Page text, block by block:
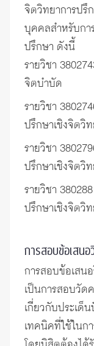
จิตวิทยาการปรึ
บุคคลสำหรับก
ปรึกษา ดังนี้
รายวิชา
จิตบำบัด
รายวิชา
ปรึกษาเชิงจิตวิ
รายวิชา
ปรึกษาเชิงจิตวิ
รายวิชา
ปรึกษาเชิงจิตวิ
การสอบข้อเสน
การสอบข้อเสน
เป็นการสอบวัด
เกี่ยวกับประเด็
เทคนิคที่ใช้ในก